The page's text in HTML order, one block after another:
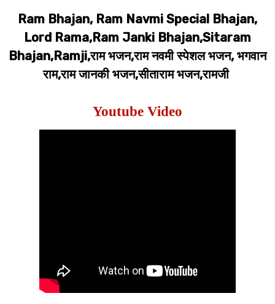
Ram Bhajan, Ram Navmi Special Bhajan,
Lord Rama,Ram Janki Bhajan,Sitaram
Bhajan,Ramji,राम भजन,राम नवमी स्पेशल भजन, भगवान
राम,राम जानकी भजन,सीताराम भजन,रामजी
Youtube Video